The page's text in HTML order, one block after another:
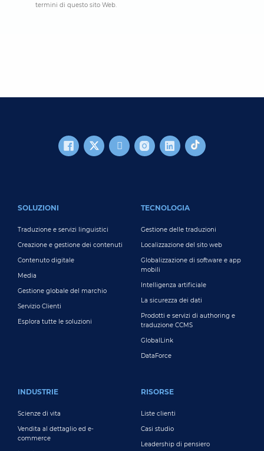
termini di questo sito Web.
SOLUZIONI
Traduzione e servizi linguistici
Creazione e gestione dei contenuti
Contenuto digitale
Media
Gestione globale del marchio
Servizio Clienti
Esplora tutte le soluzioni
TECNOLOGIA
Gestione delle traduzioni
Localizzazione del sito web
Globalizzazione di software e app
mobili
Intelligenza artificiale
La sicurezza dei dati
Prodotti e servizi di authoring e
traduzione CCMS
GlobalLink
DataForce
INDUSTRIE
Scienze di vita
Vendita al dettaglio ed e-
commerce
RISORSE
Liste clienti
Casi studio
Leadership di pensiero